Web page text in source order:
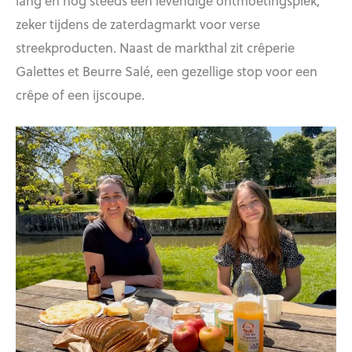
zeker tijdens de zaterdagmarkt voor verse
streekproducten. Naast de markthal zit crêperie
Galettes et Beurre Salé, een gezellige stop voor een
crêpe of een ijscoupe.